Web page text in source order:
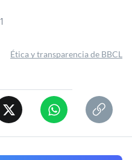
Ética y transparencia de BBCL